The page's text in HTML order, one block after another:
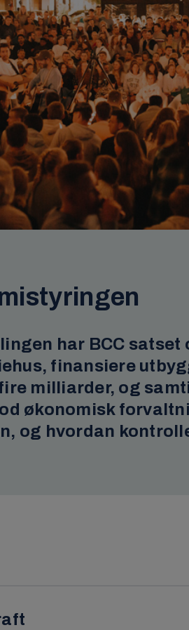
har BCC
finansiere
milliarder, og
økonomisk
og hvordan